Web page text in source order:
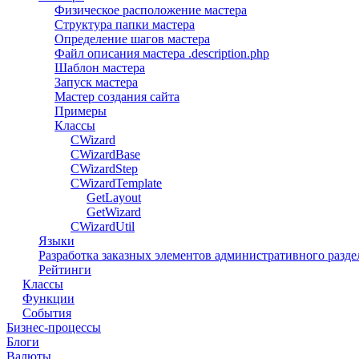
Физическое расположение мастера
Структура папки мастера
Определение шагов мастера
Файл описания мастера .description.php
Шаблон мастера
Запуск мастера
Мастер создания сайта
Примеры
Классы
CWizard
СWizardBase
CWizardStep
CWizardTemplate
GetLayout
GetWizard
CWizardUtil
Языки
Разработка заказных элементов административного
Рейтинги
Классы
Функции
События
Бизнес-процессы
Блоги
Валюты